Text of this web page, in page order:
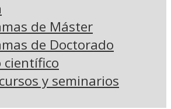
de Máster
de Doctorado
científico
y seminarios